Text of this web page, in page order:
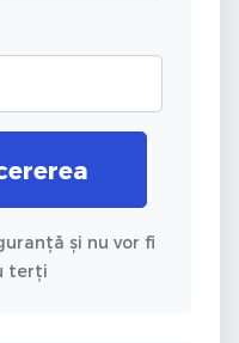
și nu vor fi
terți